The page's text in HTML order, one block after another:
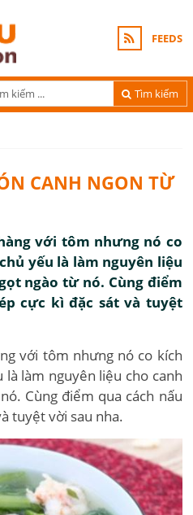
FEEDS
Tìm kiếm
CANH NGON TỪ
với tôm nhưng nó co
yếu là làm nguyên liệu
ngào từ nó. Cùng điểm
cực kì đặc sát và tuyệt
với tôm nhưng nó co kích
làm nguyên liệu cho canh
Cùng điểm qua cách nấu
tuyệt vời sau nha.